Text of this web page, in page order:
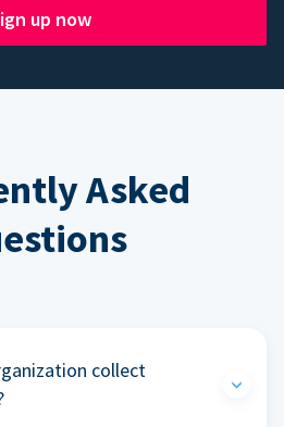
up now
Asked
collect